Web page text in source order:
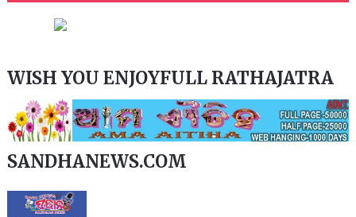
WISH YOU ENJOYFULL RATHAJATRA
SANDHANEWS.COM